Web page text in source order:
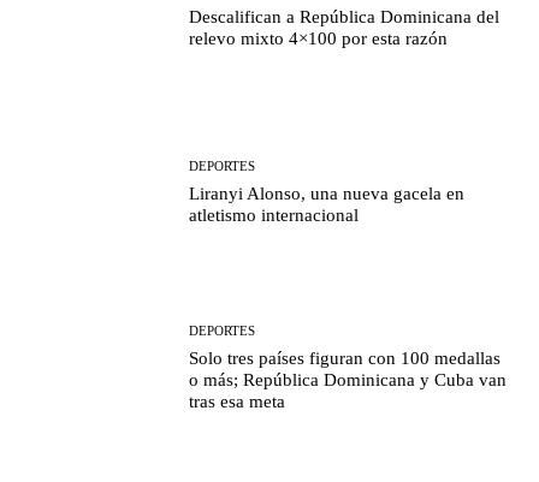
Descalifican a República Dominicana del
relevo mixto 4×100 por esta razón
DEPORTES
Liranyi Alonso, una nueva gacela en
atletismo internacional
DEPORTES
Solo tres países figuran con 100 medallas
o más; República Dominicana y Cuba van
tras esa meta